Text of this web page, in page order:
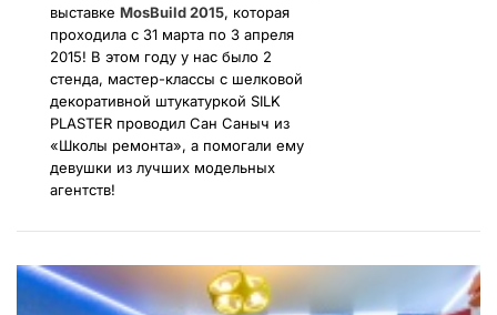
выставке MosBuild 2015, которая
проходила с 31 марта по 3 апреля
2015! В этом году у нас было 2
стенда, мастер-классы с шелковой
декоративной штукатуркой SILK
PLASTER проводил Сан Саныч из
«Школы ремонта», а помогали ему
девушки из лучших модельных
агентств!